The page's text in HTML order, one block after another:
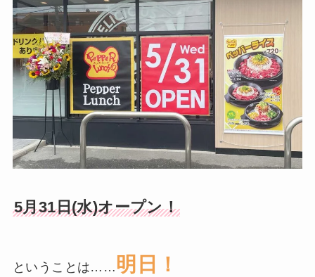
5月31日(水)オープン！
ということは…… 明日！